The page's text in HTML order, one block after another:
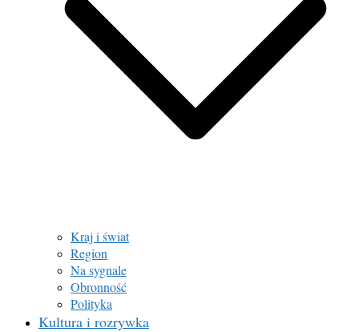
Kraj i świat
Region
Na sygnale
Obronność
Polityka
Kultura i rozrywka